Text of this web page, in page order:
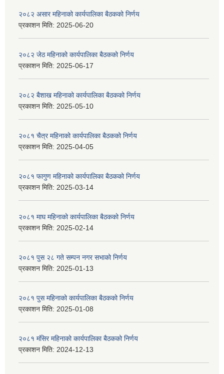
२०८२ असार महिनाको कार्यपालिका बैठकको निर्णय
प्रकाशन मिति: 2025-06-20
२०८२ जेठ महिनाको कार्यपालिका बैठकको निर्णय
प्रकाशन मिति: 2025-06-17
२०८२ बैशाख महिनाको कार्यपालिका बैठकको निर्णय
प्रकाशन मिति: 2025-05-10
२०८१ चैत्र महिनाको कार्यपालिका बैठकको निर्णय
प्रकाशन मिति: 2025-04-05
२०८१ फागुण महिनाको कार्यपालिका बैठकको निर्णय
प्रकाशन मिति: 2025-03-14
२०८१ माघ महिनाको कार्यपालिका बैठकको निर्णय
प्रकाशन मिति: 2025-02-14
२०८१ पुस २८ गते सम्प‍न नगर सभाको निर्णय
प्रकाशन मिति: 2025-01-13
२०८१ पुस महिनाको कार्यपालिका बैठकको निर्णय
प्रकाशन मिति: 2025-01-08
२०८१ मंसिर महिनाको कार्यपालिका बैठकको निर्णय
प्रकाशन मिति: 2024-12-13